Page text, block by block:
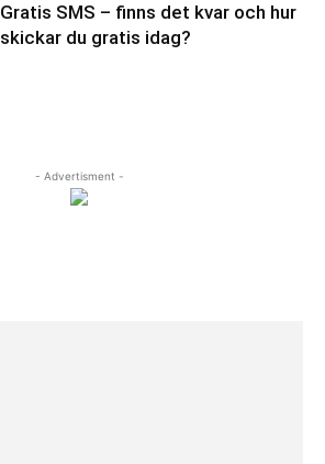
Gratis SMS – finns det kvar och hur
skickar du gratis idag?
- Advertisment -